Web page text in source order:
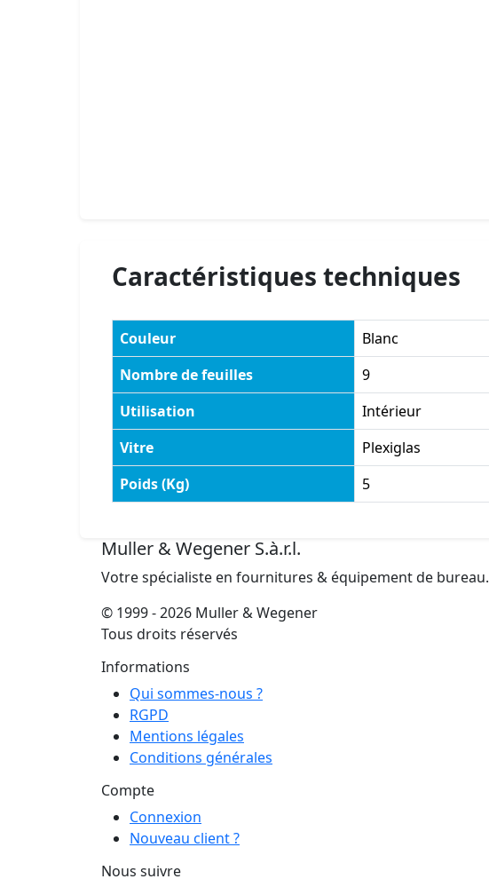
Caractéristiques techniques
Couleur Blanc
Nombre de feuilles
9
Utilisation
Intérieur
Vitre
Plexiglas
Poids (Kg)
5
Muller & Wegener S.à.r.l.
Votre spécialiste en fournitures & équipement de bureau.
© 1999 - 2026 Muller & Wegener
Tous droits réservés
Informations
Qui sommes-nous ?
RGPD
Mentions légales
Conditions générales
Compte
Connexion
Nouveau client ?
Nous suivre